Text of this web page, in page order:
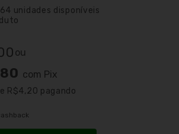
unidades disponíveis
ou
com Pix
R$4,20 pagando